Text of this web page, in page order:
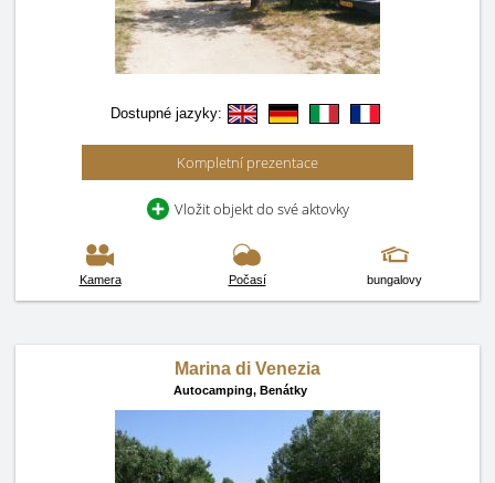
Dostupné jazyky:
Kompletní prezentace
Vložit objekt do své aktovky
Kamera Počasí bungalovy
Marina di Venezia
Autocamping, Benátky